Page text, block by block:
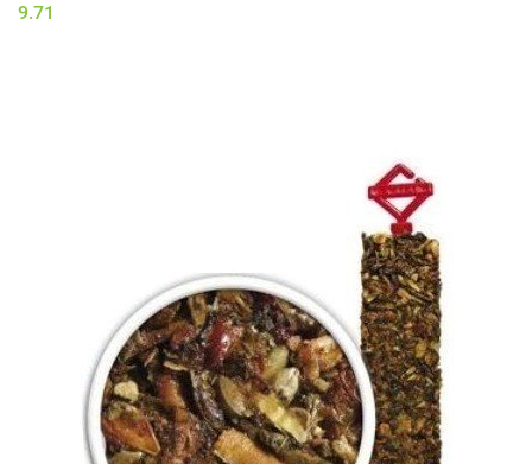
9.71